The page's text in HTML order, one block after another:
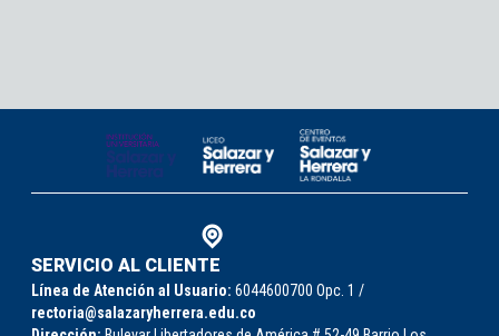
SERVICIO AL CLIENTE
Línea de Atención al Usuario: 6044600700 Opc. 1 /
rectoria@salazaryherrera.edu.co